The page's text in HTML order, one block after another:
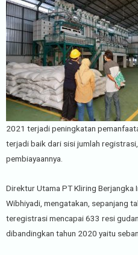
2021 terjadi peningkatan
terjadi baik dari sisi jumlah
pembiayaannya.
Direktur Utama PT Kliring Berjangka
Wibhiyadi, mengatakan, sepanjang
teregistrasi mencapai 633 resi
dibandingkan tahun 2020 yaitu